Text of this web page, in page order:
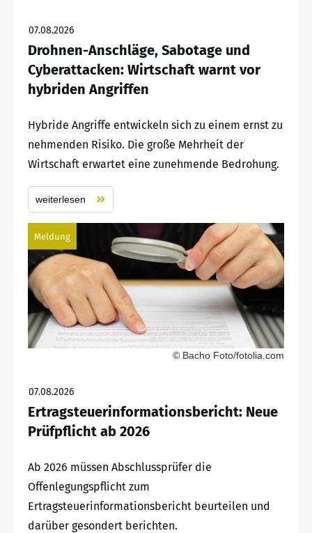
07.08.2026
Drohnen-Anschläge, Sabotage und
Cyberattacken: Wirtschaft warnt vor
hybriden Angriffen
Hybride Angriffe entwickeln sich zu einem ernst zu
nehmenden Risiko. Die große Mehrheit der
Wirtschaft erwartet eine zunehmende Bedrohung.
weiterlesen
Meldung
© Bacho Foto/fotolia.com
07.08.2026
Ertragsteuerinformationsbericht: Neue
Prüfpflicht ab 2026
Ab 2026 müssen Abschlussprüfer die
Offenlegungspflicht zum
Ertragsteuerinformationsbericht beurteilen und
darüber gesondert berichten.